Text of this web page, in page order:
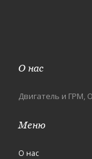
О нас
Двигатель и ГРМ,
Меню
О нас